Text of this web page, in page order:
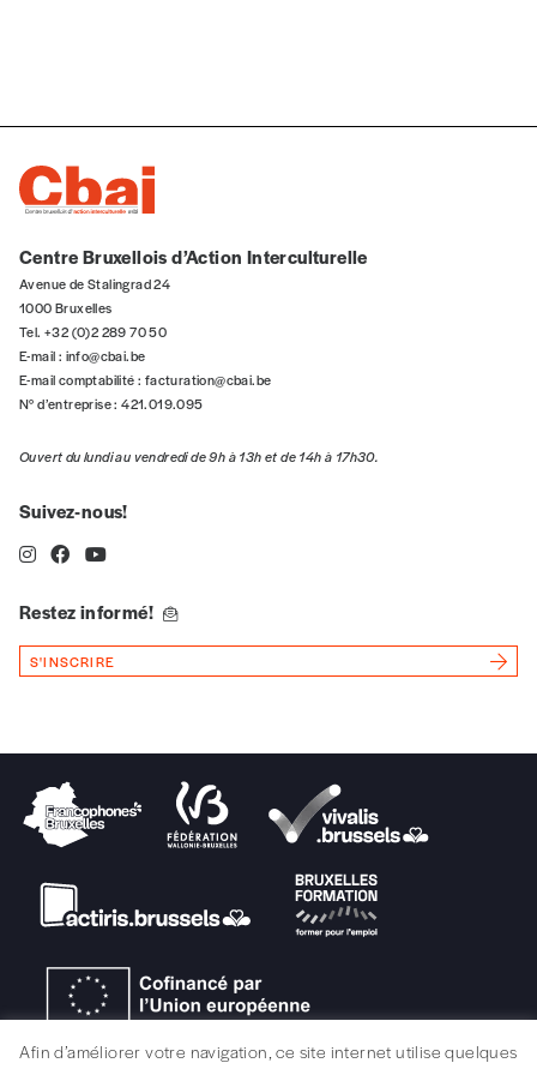
Nom*
Organisation
TVA
Téléphone
E-mail
Rue
Pays
Centre Bruxellois d’Action Interculturelle
Avenue de Stalingrad 24
1000 Bruxelles
Tel. +32 (0)2 289 70 50
E-mail : info@cbai.be
E-mail comptabilité : facturation@cbai.be
N° d’entreprise : 421.019.095
Ouvert du lundi au vendredi de 9h à 13h et de 14h à 17h30.
Suivez-nous!
Restez informé!
S'INSCRIRE
Afin d’améliorer votre navigation, ce site internet utilise quelques